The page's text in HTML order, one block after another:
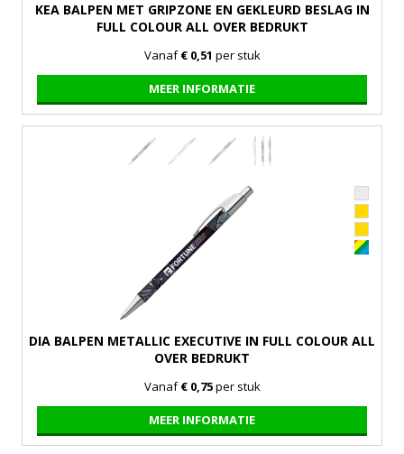
KEA BALPEN MET GRIPZONE EN GEKLEURD BESLAG IN
FULL COLOUR ALL OVER BEDRUKT
Vanaf€ 0,51 per stuk
MEER INFORMATIE
DIA BALPEN METALLIC EXECUTIVE IN FULL COLOUR ALL
OVER BEDRUKT
Vanaf€ 0,75per stuk
MEER INFORMATIE